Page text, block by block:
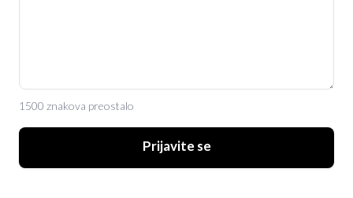
1500 znakova preostalo
Prijavite se